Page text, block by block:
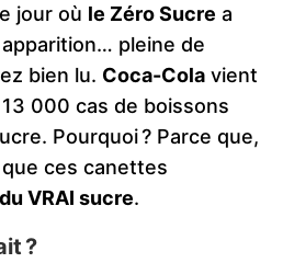
jour où le Zéro Sucre a
pleine de
bien lu. Coca-Cola vient
000 cas de boissons
Pourquoi ? Parce que,
que ces canettes
du VRAI sucre.
?